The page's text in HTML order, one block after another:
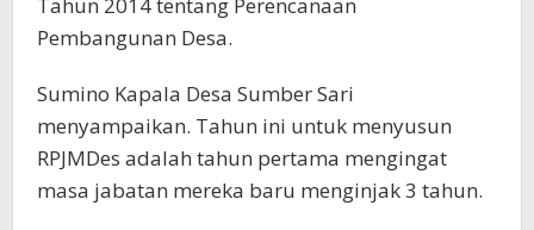
Pembangunan Desa.
Sumino Kapala Desa Sumber Sari
menyampaikan. Tahun ini untuk menyusun
RPJMDes adalah tahun pertama mengingat
masa jabatan mereka baru menginjak 3 tahun.